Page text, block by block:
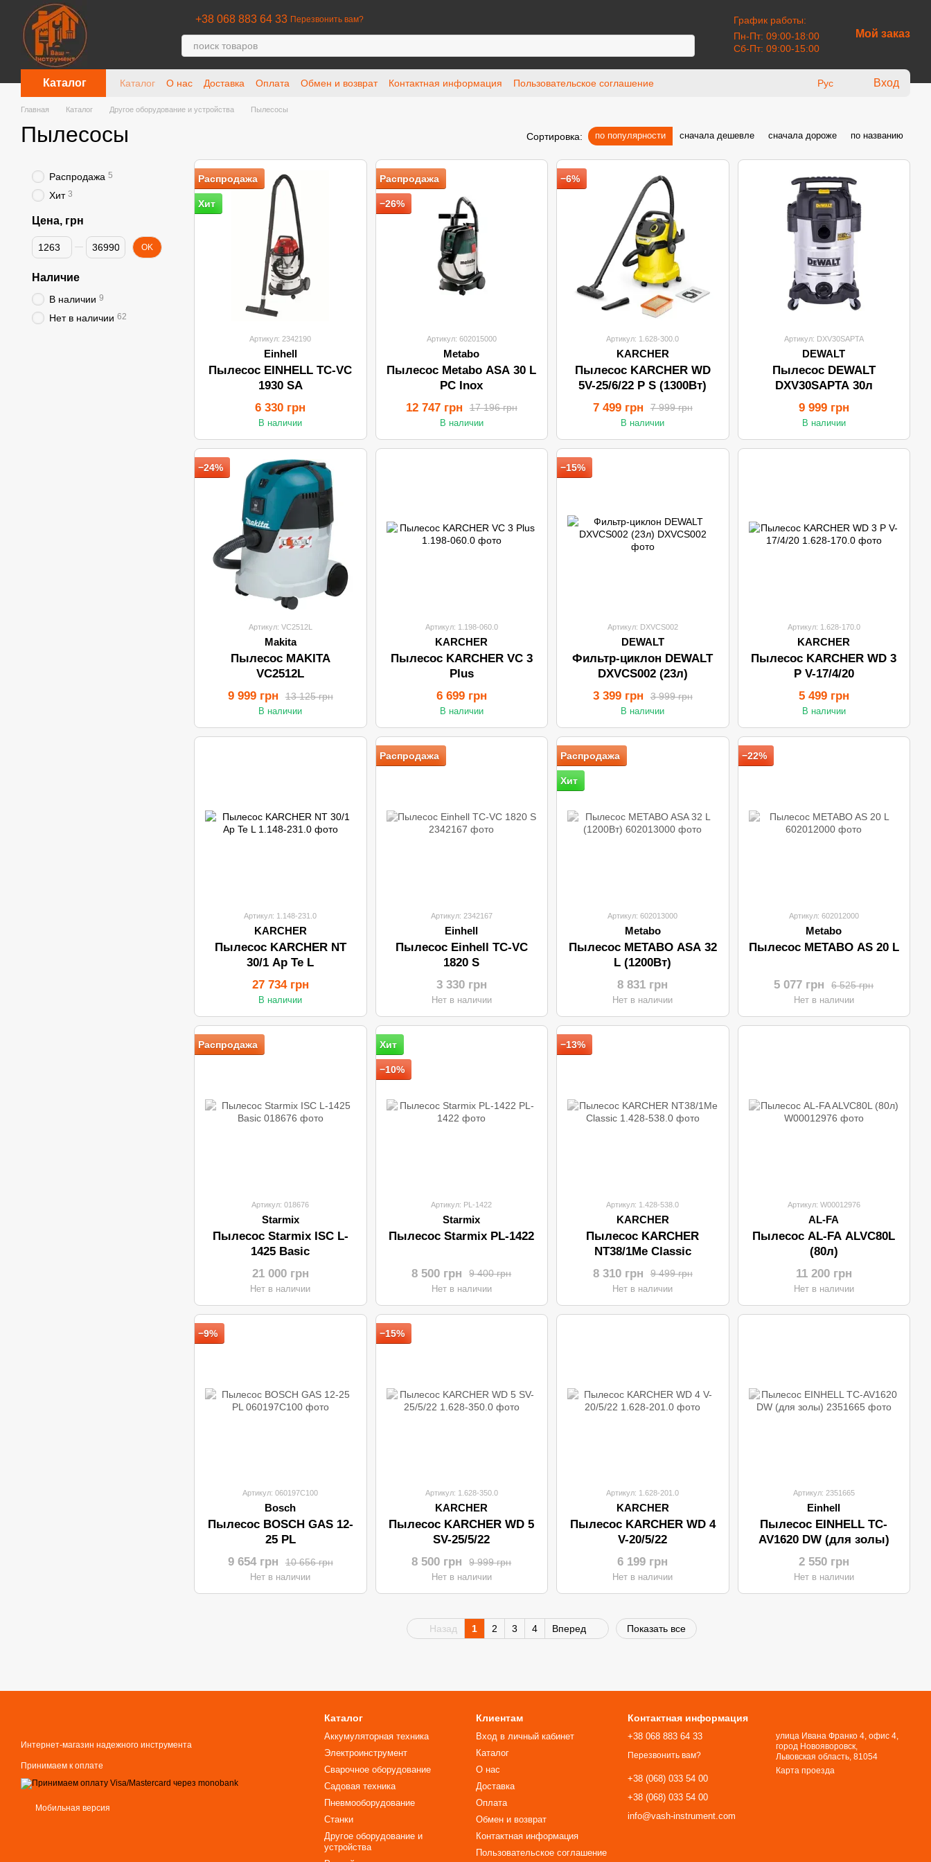
Перейти к основному контенту
+38 068 883 64 33 Перезвонить вам?
График работы:
Пн-Пт: 09:00-18:00
Сб-Пт: 09:00-15:00
Мой заказ
Каталог Каталог О нас Доставка Оплата Обмен и возврат Контактная информация
Пользовательское соглашение
Рус Вход
Главная Каталог Другое оборудование и устройства Пылесосы
Пылесосы Сортировка: по популярности сначала дешевле сначала дороже по названию
Распродажа
Хит
Артикул: 2342190
Einhell
Пылесос EINHELL TC-VC
1930 SA
6 330 грн
В наличии
Распродажа
−26%
Артикул: 602015000
Metabo
Пылесос Metabo ASA 30 L
PC Inox
17 196 грн
12 747 грн
В наличии
−6%
Артикул: 1.628-300.0
KARCHER
Пылесос KARCHER WD
5V-25/6/22 P S (1300Вт)
7 999 грн
7 499 грн
В наличии
Артикул: DXV30SAPTA
DEWALT
Пылесос DEWALT
DXV30SAPTA 30л
9 999 грн
В наличии
−24%
Артикул: VC2512L
Makita
Пылесос MAKITA
VC2512L
13 125 грн
9 999 грн
В наличии
Артикул: 1.198-060.0
KARCHER
Пылесос KARCHER VC 3
Plus
6 699 грн
В наличии
−15%
Артикул: DXVCS002
DEWALT
Фильтр-циклон DEWALT
DXVCS002 (23л)
3 999 грн
3 399 грн
В наличии
Артикул: 1.628-170.0
KARCHER
Пылесос KARCHER WD 3
P V-17/4/20
5 499 грн
В наличии
Артикул: 1.148-231.0
KARCHER
Пылесос KARCHER NT
30/1 Ap Te L
27 734 грн
В наличии
Распродажа
Артикул: 2342167
Einhell
Пылесос Einhell TC-VC
1820 S
3 330 грн
Нет в наличии
Распродажа
Хит
Артикул: 602013000
Metabo
Пылесос METABO ASA 32
L (1200Вт)
8 831 грн
Нет в наличии
−22%
Артикул: 602012000
Metabo
Пылесос METABO AS 20 L
6 525 грн
5 077 грн
Нет в наличии
Распродажа
Артикул: 018676
Starmix
Пылесос Starmix ISC L-
1425 Basic
21 000 грн
Нет в наличии
Хит
−10%
Артикул: PL-1422
Starmix
Пылесос Starmix PL-1422
9 400 грн
8 500 грн
Нет в наличии
−13%
Артикул: 1.428-538.0
KARCHER
Пылесос KARCHER
NT38/1Me Classic
9 499 грн
8 310 грн
Нет в наличии
Артикул: W00012976
AL-FA
Пылесос AL-FA ALVC80L
(80л)
11 200 грн
Нет в наличии
−9%
Артикул: 060197C100
Bosch
Пылесос BOSCH GAS 12-
25 PL
10 656 грн
9 654 грн
Нет в наличии
−15%
Артикул: 1.628-350.0
KARCHER
Пылесос KARCHER WD 5
SV-25/5/22
9 999 грн
8 500 грн
Нет в наличии
Артикул: 1.628-201.0
KARCHER
Пылесос KARCHER WD 4
V-20/5/22
6 199 грн
Нет в наличии
Артикул: 2351665
Einhell
Пылесос EINHELL TC-
AV1620 DW (для золы)
2 550 грн
Нет в наличии
Назад 1 2 3 4 Вперед Показать все
Распродажа 5
Хит 3
Цена, грн
От Цена, грн
До Цена, грн OK
Наличие
В наличии 9
Нет в наличии 62
Интернет-магазин надежного инструмента
Принимаем к оплате
Мобильная версия
Каталог
Аккумуляторная техника
Электроинструмент
Сварочное оборудование
Садовая техника
Пневмооборудование
Станки
Другое оборудование и
устройства
Клиентам
Вход в личный кабинет
Каталог
О нас
Доставка
Оплата
Обмен и возврат
Контактная информация
Пользовательское соглашение
Контактная информация
+38 068 883 64 33
Перезвонить вам?
+38 (068) 033 54 00
+38 (068) 033 54 00
info@vash-instrument.com
улица Ивана Франко 4, офис 4,
город Новояворовск,
Львовская область, 81054​​​​​​​
Карта проезда